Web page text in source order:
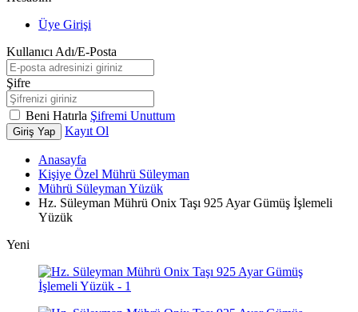
Üye Girişi
Kullanıcı Adı/E-Posta
Şifre
Beni Hatırla Şifremi Unuttum
Giriş Yap Kayıt Ol
Anasayfa
Kişiye Özel Mührü Süleyman
Mührü Süleyman Yüzük
Hz. Süleyman Mührü Onix Taşı 925 Ayar Gümüş İşlemeli
Yüzük
Yeni